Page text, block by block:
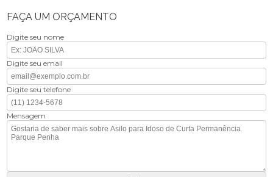
FAÇA UM ORÇAMENTO
Digite seu nome
Digite seu email
Digite seu telefone
Mensagem